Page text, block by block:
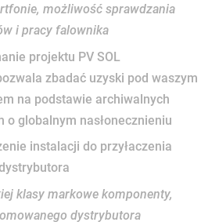
możliwość sprawdzania
i pracy falownika
projektu PV SOL
zbadać uzyski pod waszym
na podstawie archiwalnych
o globalnym nasłonecznieniu
instalacji do przyłaczenia
klasy markowe komponenty,
dystrybutora